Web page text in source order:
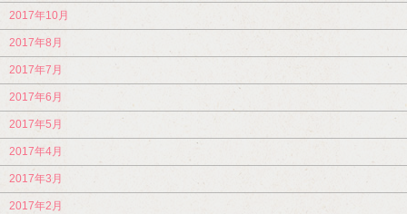
2017年10月
2017年8月
2017年7月
2017年6月
2017年5月
2017年4月
2017年3月
2017年2月